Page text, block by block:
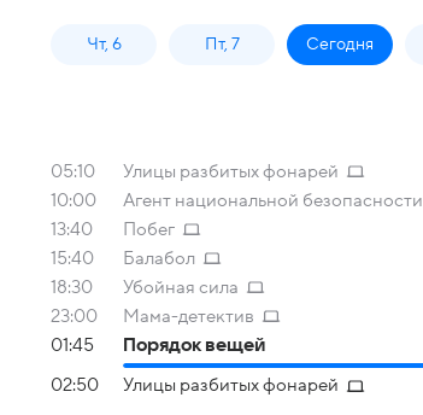
Чт, 6 Пт, 7 Сегодня
05:10
Улицы разбитых фонарей
10:00
Агент национальной безопасности
13:40
Побег
15:40
Балабол
18:30
Убойная сила
23:00
Мама-детектив
01:45
Порядок вещей
02:50 Улицы разбитых фонарей